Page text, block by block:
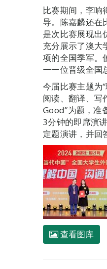
比赛期间，李响
导。陈嘉麟还在
是次比赛展现出
充分展示了澳大
项的全国季军。
一一位晋级全国
今届比赛主题为
阅读、翻译、写
Good”为题，准
3分钟的即席演
定题演讲，并回
查看图库